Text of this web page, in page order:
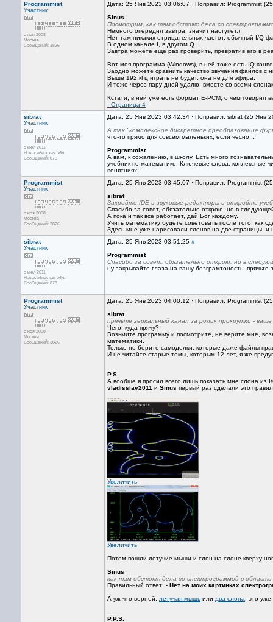
Programmist
Участник
с ноя 2008
Москва
Сообщений: 3826
Дата: 25 Янв 2023 03:06:07 · Поправил: Programmist
Sinus
Посмотрим, как там обстоят дела со
Немного опередил завтра, значит наступет.)
Нет там никаких отрицательных частот, обычный I/Q
В одном канале I, в другом Q.
Завтра можете ещё раз проверить, превратив его в
Вот моя программа (Windows), в ней тоже есть IQ
Заодно можете сравнить качество звучания файлов с
Выше 192 кГц играть не будет, она не для эфира.
И тоже через пару дней удалю, вместе со всеми
Кстати, в ней уже есть формат E-PCM, о чём говорил
- Страница 4
sibrat
Участник
с июл 2011
Новосибирская обл.
Сообщений: 878
Дата: 25 Янв 2023 03:42:34 · Поправил: sibrat (25 Янв
А так "комплексное дискретное преобразование
что-то прямо для совсем маленьких, если чесно...
Programmist
А вам, к сожалению, в школу. Есть много
учебник по математике. Ключевые слова: коплексные
понятниях.
Programmist
Участник
с ноя 2008
Москва
Сообщений: 3826
Дата: 25 Янв 2023 03:45:07 · Поправил: Programmist
sibrat
Закройте IDE и звуковые редакторы и откройте
Спасибо за совет, обязательно открою, но в
А пока и так всё работает, дай Бог каждому.
Учить математику будете советовать после того, как
Здесь мне уже нарисовали слонов на две страницы, и
sibrat
Участник
с июл 2011
Новосибирская обл.
Сообщений: 878
Дата: 25 Янв 2023 03:51:25 #
Programmist
Спасибо за совет, обязательно открою, но в
ну закрывайте глаза на вашу безграмтоность,
Programmist
Участник
с ноя 2008
Москва
Сообщений: 3826
Дата: 25 Янв 2023 04:00:12 · Поправил: Programmist
sibrat
прячьте зеркальный канал за ролик прокрутки - ваше
Чего, куда прячу?
Возьмите программу и посмотрите, не верите мне,
математики.
Только не берите самоделки, которые даже файлы
И не читайте старые темы, которым 12 лет, я же
P.S.
А вообще я просил всего лишь показать мне слона из
vladisslav2011 и Sinus первый раз сделали это
Увеличить
Увеличить
Потом пошли летучие мыши и слон на слоне кверху
Sinus
как там обстоят дела со спектрограммой в
Правильный ответ: - Нет на моих картинках
А уж что верней, летучая мышь или два слона , это уже
P.P.S.